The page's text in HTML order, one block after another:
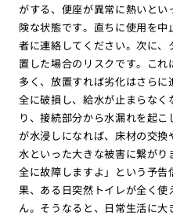
がする、便座が異常に熱いと
険な状態です。直ちに使用を
者に連絡してください。次に
置した場合のリスクです。こ
多く、放置すれば劣化はさら
全に破損し、給水が止まらな
り、接続部分から水漏れを起
が水浸しになれば、床材の交
水といった大きな被害に繋が
全に故障しますよ」という予
果、ある日突然トイレが全く
ん。そうなると、日常生活に